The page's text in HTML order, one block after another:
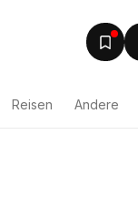
Reisen Andere